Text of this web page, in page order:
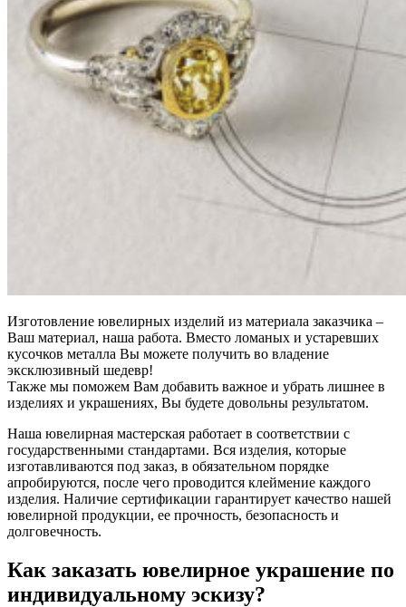
Изготовление ювелирных изделий из материала заказчика –
Ваш материал, наша работа. Вместо ломаных и устаревших
кусочков металла Вы можете получить во владение
эксклюзивный шедевр!
Также мы поможем Вам добавить важное и убрать лишнее в
изделиях и украшениях, Вы будете довольны результатом.
Наша ювелирная мастерская работает в соответствии с
государственными стандартами. Вся изделия, которые
изготавливаются под заказ, в обязательном порядке
апробируются, после чего проводится клеймение каждого
изделия. Наличие сертификации гарантирует качество нашей
ювелирной продукции, ее прочность, безопасность и
долговечность.
Как заказать ювелирное украшение по
индивидуальному эскизу?